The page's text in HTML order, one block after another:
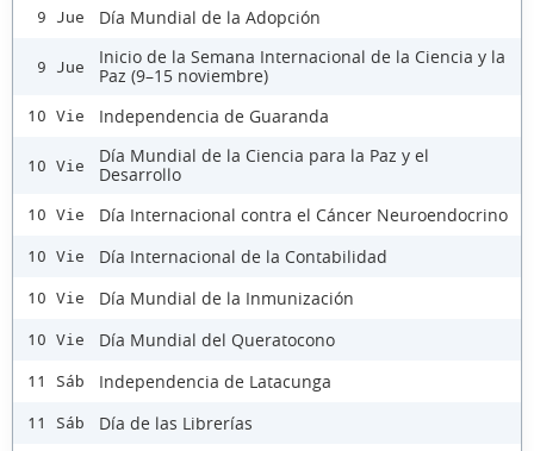
9 Jue Día Mundial de la Adopción
9 Jue
Inicio de la Semana Internacional de la Ciencia y la
Paz (9–15 noviembre)
10 Vie Independencia de Guaranda
10 Vie
Día Mundial de la Ciencia para la Paz y el
Desarrollo
10 Vie Día Internacional contra el Cáncer Neuroendocrino
10 Vie Día Internacional de la Contabilidad
10 Vie Día Mundial de la Inmunización
10 Vie Día Mundial del Queratocono
11 Sáb Independencia de Latacunga
11 Sáb Día de las Librerías